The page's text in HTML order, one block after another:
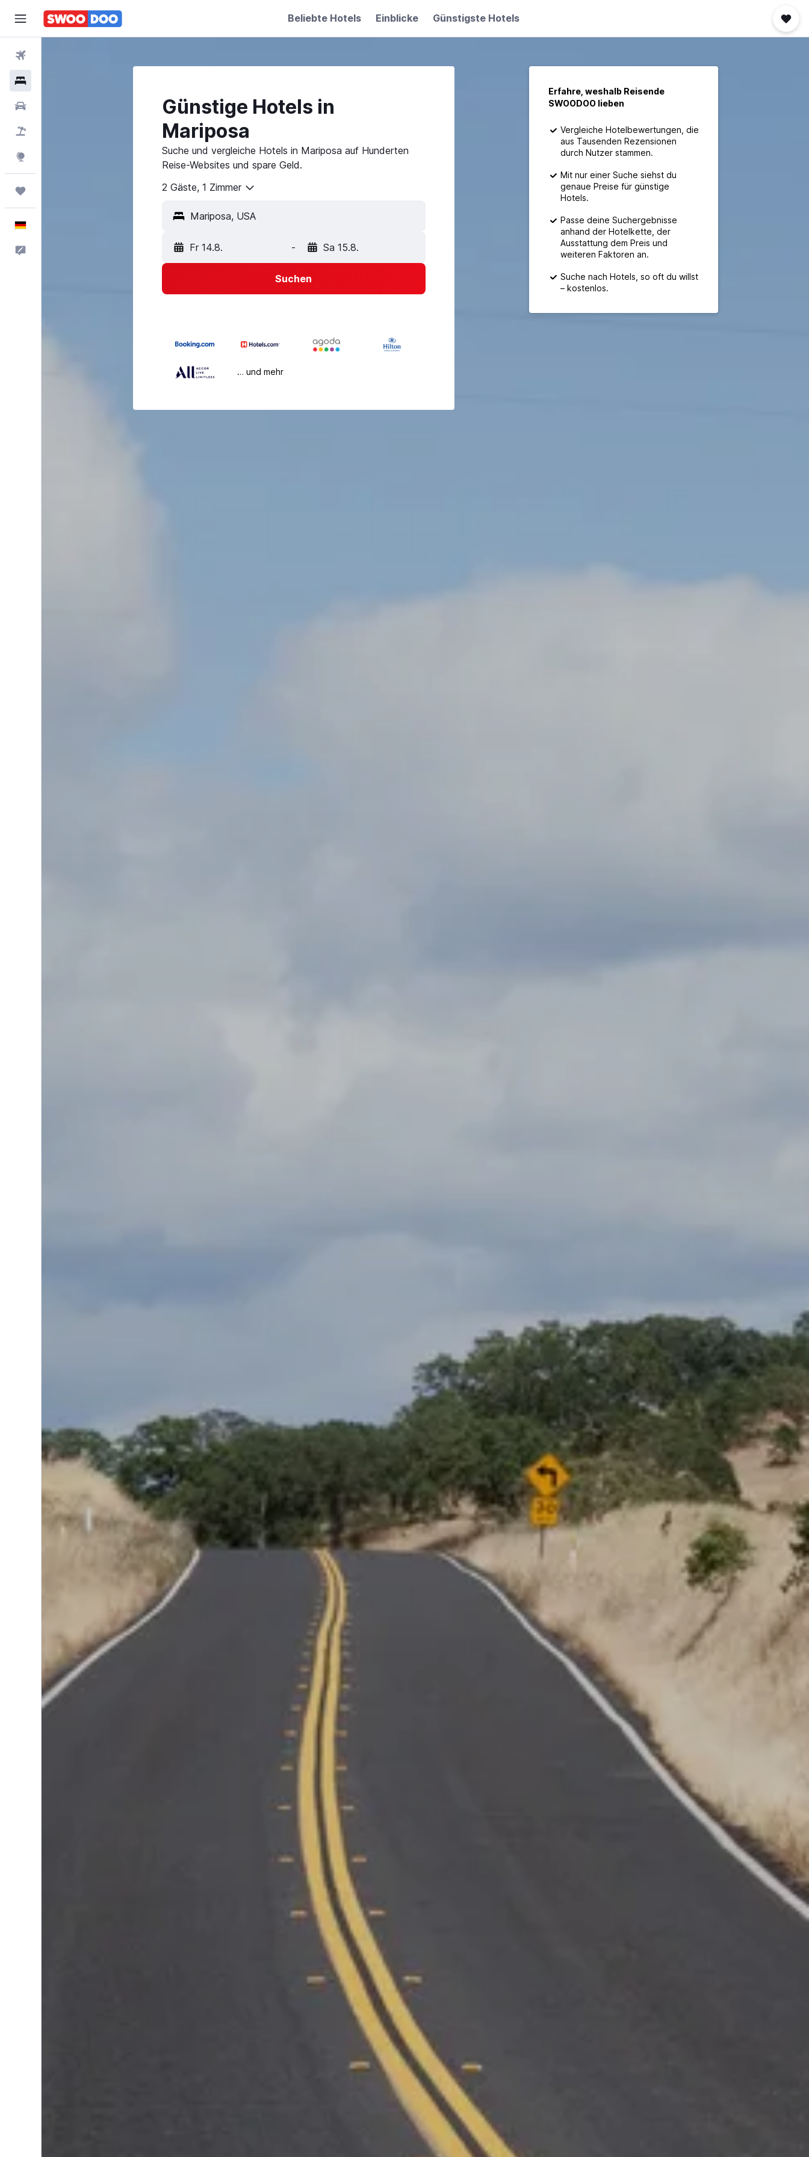
Beliebte Hotels Einblicke Günstigste Hotels
Günstige Hotels in
Mariposa
Suche und vergleiche Hotels in Mariposa auf Hunderten
Reise-Websites und spare Geld.
2 Gäste, 1 Zimmer
Fr 14.8. - Sa 15.8.
Suchen
… und mehr
Erfahre, weshalb Reisende
SWOODOO lieben
Vergleiche Hotelbewertungen, die
aus Tausenden Rezensionen
durch Nutzer stammen.
Mit nur einer Suche siehst du
genaue Preise für günstige
Hotels.
Passe deine Suchergebnisse
anhand der Hotelkette, der
Ausstattung dem Preis und
weiteren Faktoren an.
Suche nach Hotels, so oft du willst
– kostenlos.